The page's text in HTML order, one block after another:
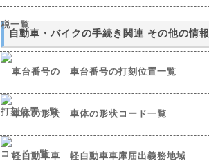
自動車・バイクの手続き関連 その他の情報
車台番号の打刻位置一覧
車体の形状コード一覧
軽自動車車庫届出義務地域